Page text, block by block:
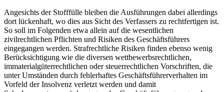
Angesichts der Stofffülle bleiben die Ausführungen dabei allerdings
dort lückenhaft, wo dies aus Sicht des Verfassers zu rechtfertigen ist.
So soll im Folgenden etwa allein auf die wesentlichen
zivilrechtlichen Pflichten und Risiken des Geschäftsführers
eingegangen werden. Strafrechtliche Risiken finden ebenso wenig
Berücksichtigung wie die diversen wettbewerbsrechtlichen,
immaterialgüterrechtlichen oder steuerrechtlichen Vorschriften, die
unter Umständen durch fehlerhaftes Geschäftsführerverhalten im
Vorfeld der Insolvenz verletzt werden und damit